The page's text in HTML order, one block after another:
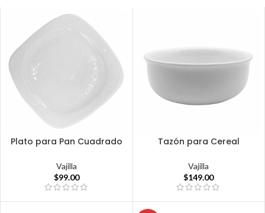
Plato para Pan Cuadrado
Vajilla
$99.00
Tazón para Cereal
Vajilla
$149.00